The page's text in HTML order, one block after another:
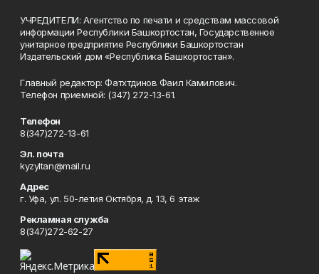
УЧРЕДИТЕЛИ: Агентство по печати и средствам массовой
информации Республики Башкортостан, Государственное
унитарное предприятие Республики Башкортостан
Издательский дом «Республика Башкортостан».
Главный редактор: Фатхтдинов Фаил Камилович.
Телефон приемной: (347) 272-13-61.
Телефон
8(347)272-13-61
Эл. почта
kyzyltan@mail.ru
Адрес
г. Уфа, ул. 50-летия Октября, д. 13, 6 этаж
Рекламная служба
8(347)272-62-27